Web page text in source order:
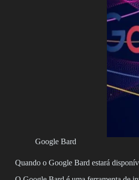
Google Bard
Quando o Google Bard estará